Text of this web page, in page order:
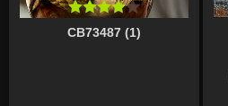
CB73487 (1)